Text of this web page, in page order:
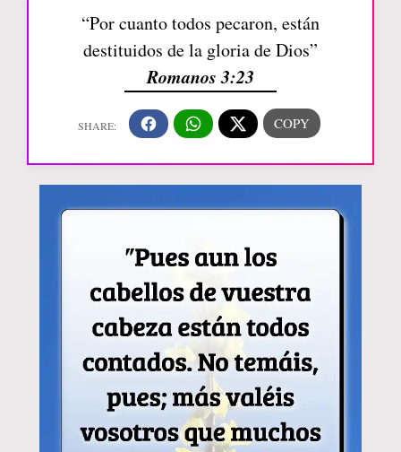
“Por cuanto todos pecaron, están
destituidos de la gloria de Dios”
Romanos 3:23